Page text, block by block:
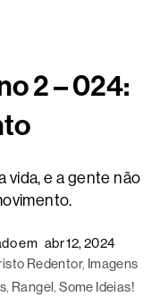
2 – 024:
vida, e a gente não
em abr 12, 2024
Redentor, Imagens
, Rangel, Some Ideias!